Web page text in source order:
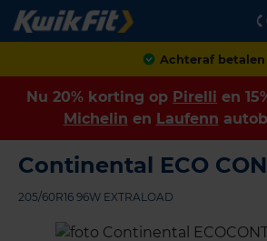
Klanten geven
Nu 20% korting op Pirelli en
Michelin en Laufenn
Continental ECO
205/60R16 96W EXTRALOAD